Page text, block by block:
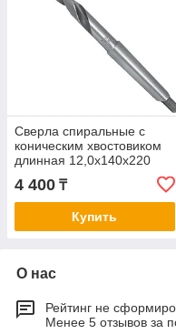
Сверла спиральные с
коническим хвостовиком
длинная 12,0х140х220
4 400 ₸
Купить
О нас
Рейтинг не
Менее 5 отзывов за